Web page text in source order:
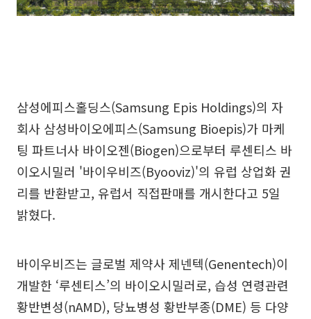
삼성에피스홀딩스(Samsung Epis Holdings)의 자
회사 삼성바이오에피스(Samsung Bioepis)가 마케
팅 파트너사 바이오젠(Biogen)으로부터 루센티스 바
이오시밀러 '바이우비즈(Byooviz)'의 유럽 상업화 권
리를 반환받고, 유럽서 직접판매를 개시한다고 5일
밝혔다.
바이우비즈는 글로벌 제약사 제넨텍(Genentech)이
개발한 ‘루센티스’의 바이오시밀러로, 습성 연령관련
황반변성(nAMD), 당뇨병성 황반부종(DME) 등 다양